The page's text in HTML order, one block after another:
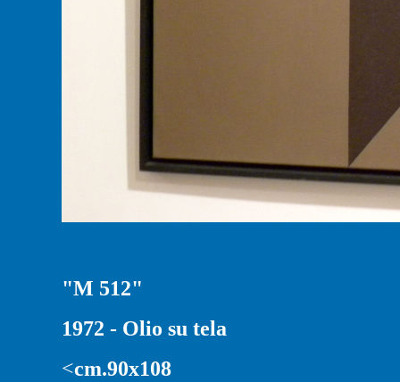
"M 512"
1972 - Olio su tela
<cm.90x108